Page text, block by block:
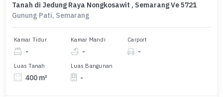
Tanah di Jedung Raya Nongkosawit , Semarang Ve 5721
Gunung Pati, Semarang
Kamar Tidur
-
Kamar Mandi
-
Carport
-
Luas Tanah
400 m²
Luas Bangunan
-